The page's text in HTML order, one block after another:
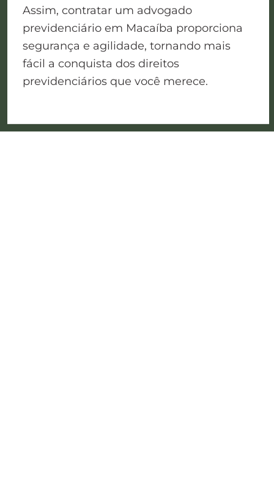
Assim, contratar um advogado
previdenciário em Macaíba proporciona
segurança e agilidade, tornando mais
fácil a conquista dos direitos
previdenciários que você merece.